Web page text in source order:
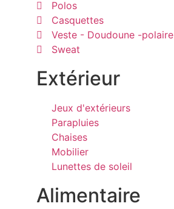
Polos
Casquettes
Veste - Doudoune -polaire
Sweat
Extérieur
Jeux d'extérieurs
Parapluies
Chaises
Mobilier
Lunettes de soleil
Alimentaire